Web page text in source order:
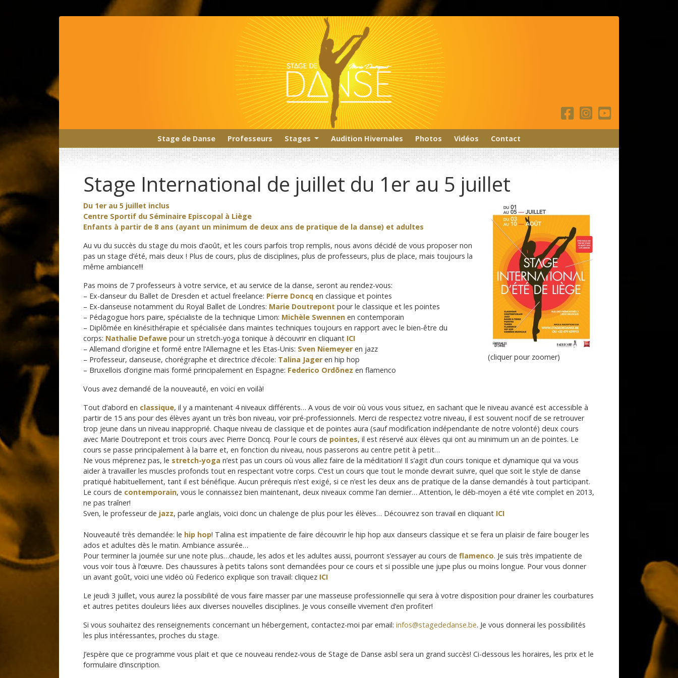
Main NavigationStage de Danse Professeurs Stages Audition Hivernales Photos Vidéos Contact
Stage International de juillet du 1er au 5 juillet
(cliquer pour zoomer)
Du 1er au 5 juillet inclus
Centre Sportif du Séminaire Episcopal à Liège
Enfants à partir de 8 ans (ayant un minimum de deux ans de pratique de la danse) et adultes
Au vu du succès du stage du mois d’août, et les cours parfois trop remplis, nous avons décidé de vous proposer non
pas un stage d’été, mais deux ! Plus de cours, plus de disciplines, plus de professeurs, plus de place, mais toujours la
même ambiance!!!
Pas moins de 7 professeurs à votre service, et au service de la danse, seront au rendez-vous:
– Ex-danseur du Ballet de Dresden et actuel freelance: Pierre Doncq en classique et pointes
– Ex-danseuse notamment du Royal Ballet de Londres: Marie Doutrepont pour le classique et les pointes
– Pédagogue hors paire, spécialiste de la technique Limon: Michèle Swennen en contemporain
– Diplômée en kinésithérapie et spécialisée dans maintes techniques toujours en rapport avec le bien-être du
corps: Nathalie Defawe pour un stretch-yoga tonique à découvrir en cliquant ICI
– Allemand d’origine et formé entre l’Allemagne et les Etas-Unis: Sven Niemeyer en jazz
– Professeur, danseuse, chorégraphe et directrice d’école: Talina Jager en hip hop
– Bruxellois d’origine mais formé principalement en Espagne: Federico Ordõnez en flamenco
Vous avez demandé de la nouveauté, en voici en voilà!
Tout d’abord en classique, il y a maintenant 4 niveaux différents… A vous de voir où vous vous situez, en sachant que le niveau avancé est accessible à
partir de 15 ans pour des élèves ayant un très bon niveau, voir pré-professionnels. Merci de respectez votre niveau, il est souvent nocif de se retrouver
trop jeune dans un niveau inapproprié. Chaque niveau de classique et de pointes aura (sauf modification indépendante de notre volonté) deux cours
avec Marie Doutrepont et trois cours avec Pierre Doncq. Pour le cours de pointes, il est réservé aux élèves qui ont au minimum un an de pointes. Le
cours se passe principalement à la barre et, en fonction du niveau, nous passerons au centre petit à petit…
Ne vous méprenez pas, le stretch-yoga n’est pas un cours où vous allez faire de la méditation! Il s’agit d’un cours tonique et dynamique qui va vous
aider à travailler les muscles profonds tout en respectant votre corps. C’est un cours que tout le monde devrait suivre, quel que soit le style de danse
pratiqué habituellement, tant il est bénéfique. Aucun prérequis n’est exigé, si ce n’est les deux ans de pratique de la danse demandés à tout participant.
Le cours de contemporain, vous le connaissez bien maintenant, deux niveaux comme l’an dernier… Attention, le déb-moyen a été vite complet en 2013,
ne pas traîner!
Sven, le professeur de jazz, parle anglais, voici donc un chalenge de plus pour les élèves… Découvrez son travail en cliquant ICI
Nouveauté très demandée: le hip hop! Talina est impatiente de faire découvrir le hip hop aux danseurs classique et se fera un plaisir de faire bouger les
ados et adultes dès le matin. Ambiance assurée…
Pour terminer la journée sur une note plus…chaude, les ados et les adultes aussi, pourront s’essayer au cours de flamenco. Je suis très impatiente de
vous voir tous à l’œuvre. Des chaussures à petits talons sont demandées pour ce cours et si possible une jupe plus ou moins longue. Pour vous donner
un avant goût, voici une vidéo où Federico explique son travail: cliquez ICI
Le jeudi 3 juillet, vous aurez la possibilité de vous faire masser par une masseuse professionnelle qui sera à votre disposition pour drainer les courbatures
et autres petites douleurs liées aux diverses nouvelles disciplines. Je vous conseille vivement d’en profiter!
Si vous souhaitez des renseignements concernant un hébergement, contactez-moi par email: infos@stagededanse.be. Je vous donnerai les possibilités
les plus intéressantes, proches du stage.
J’espère que ce programme vous plait et que ce nouveau rendez-vous de Stage de Danse asbl sera un grand succès! Ci-dessous les horaires, les prix et le
formulaire d’inscription.